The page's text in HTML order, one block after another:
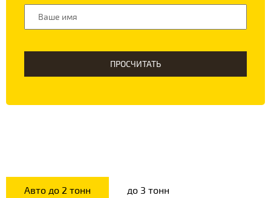
ПРОСЧИТАТЬ
Авто до 2 тонн до 3 тонн